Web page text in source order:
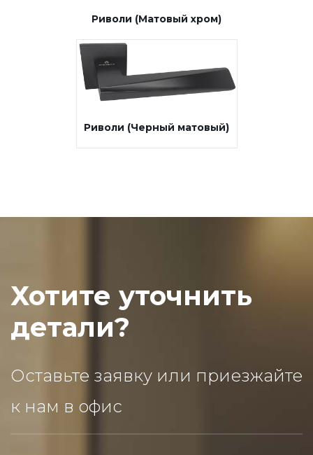
Риволи (Матовый хром)
Риволи (Черный матовый)
Хотите уточнить
детали?
Оставьте заявку или приезжайте
к нам в офис